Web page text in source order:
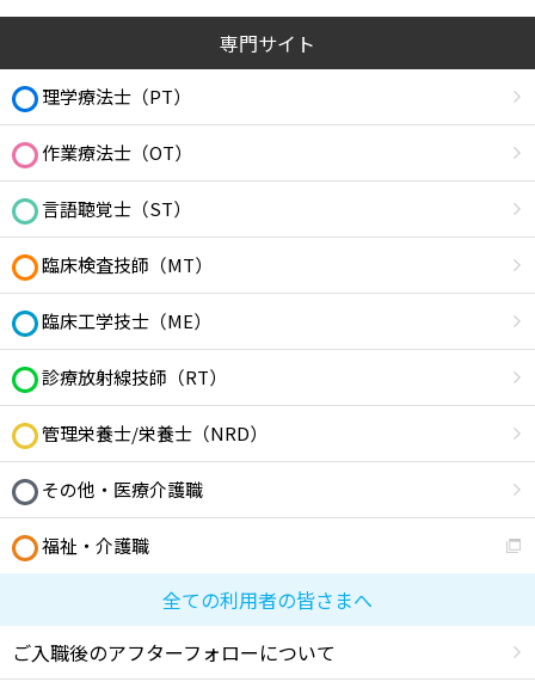
専門サイト
理学療法士（PT）
作業療法士（OT）
言語聴覚士（ST）
臨床検査技師（MT）
臨床工学技士（ME）
診療放射線技師（RT）
管理栄養士/栄養士（NRD）
その他・医療介護職
福祉・介護職
全ての利用者の皆さまへ
ご入職後のアフターフォローについて